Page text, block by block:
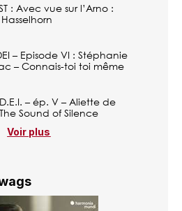
: Avec vue sur l’Arno :
– Episode VI : Stéphanie
– Connais-toi toi même
– ép. V – Aliette de
Sound of Silence
Voir plus